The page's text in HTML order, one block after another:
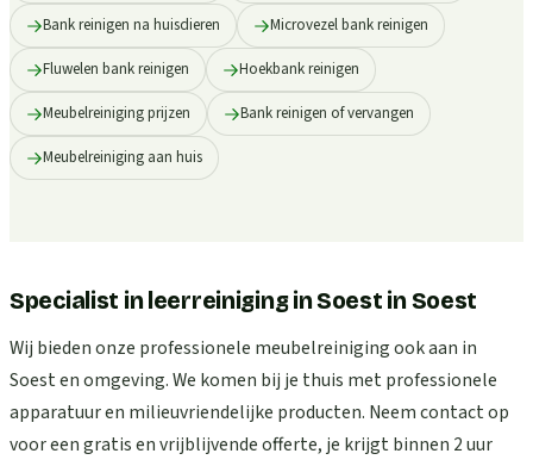
Bank reinigen na huisdieren Microvezel bank reinigen
Fluwelen bank reinigen Hoekbank reinigen
Meubelreiniging prijzen Bank reinigen of vervangen
Meubelreiniging aan huis
Specialist in leerreiniging in Soest inSoest
Wij bieden onze professionele meubelreiniging ook aan in
Soest en omgeving. We komen bij je thuis met professionele
apparatuur en milieuvriendelijke producten. Neem contact op
voor een gratis en vrijblijvende offerte, je krijgt binnen 2 uur